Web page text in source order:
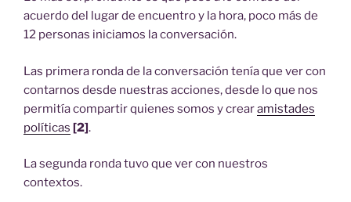
acuerdo del lugar de encuentro y la hora, poco más de
12 personas iniciamos la conversación.
Las primera ronda de la conversación tenía que ver con
contarnos desde nuestras acciones, desde lo que nos
permitía compartir quienes somos y crearamistades
políticas [2].
La segunda ronda tuvo que ver con nuestros
contextos.